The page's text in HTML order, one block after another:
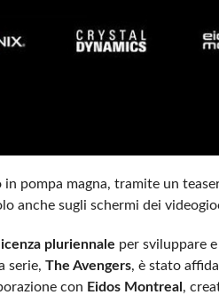
in pompa magna, tramite un
anche sugli schermi dei
licenza pluriennale per sviluppare
serie, The Avengers, è stato
con Eidos Montreal ,